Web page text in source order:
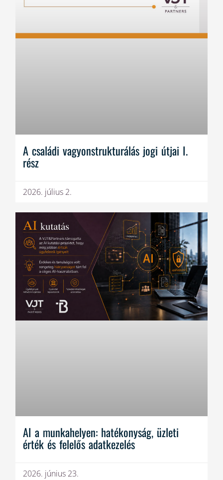
A családi vagyonstrukturálás jogi útjai I.
rész
2026. július 2.
AI a munkahelyen: hatékonyság, üzleti
érték és felelős adatkezelés
2026. június 23.